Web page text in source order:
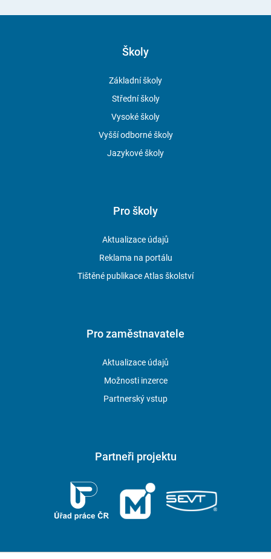
Školy
Základní školy
Střední školy
Vysoké školy
Vyšší odborné školy
Jazykové školy
Pro školy
Aktualizace údajů
Reklama na portálu
Tištěné publikace Atlas školství
Pro zaměstnavatele
Aktualizace údajů
Možnosti inzerce
Partnerský vstup
Partneři projektu